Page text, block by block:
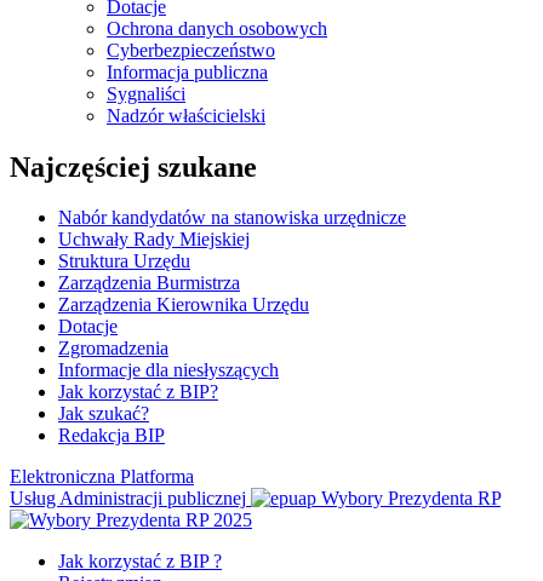
Dotacje
Ochrona danych osobowych
Cyberbezpieczeństwo
Informacja publiczna
Sygnaliści
Nadzór właścicielski
Najczęściej szukane
Nabór kandydatów na stanowiska urzędnicze
Uchwały Rady Miejskiej
Struktura Urzędu
Zarządzenia Burmistrza
Zarządzenia Kierownika Urzędu
Dotacje
Zgromadzenia
Informacje dla niesłyszących
Jak korzystać z BIP?
Jak szukać?
Redakcja BIP
Elektroniczna Platforma
Usług Administracji publicznej
Wybory Prezydenta RP
Jak korzystać z BIP ?